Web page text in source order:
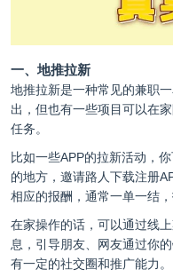
一、地推拉新
地推拉新是一种常见的兼职
出，但也有一些项目可以在
任务。
比如一些APP的拉新活动，
的地方，邀请路人下载注册
相应的报酬，通常一单一结
在家操作的话，可以通过线
息，引导朋友、网友通过你
有一定的社交圈和推广能力。